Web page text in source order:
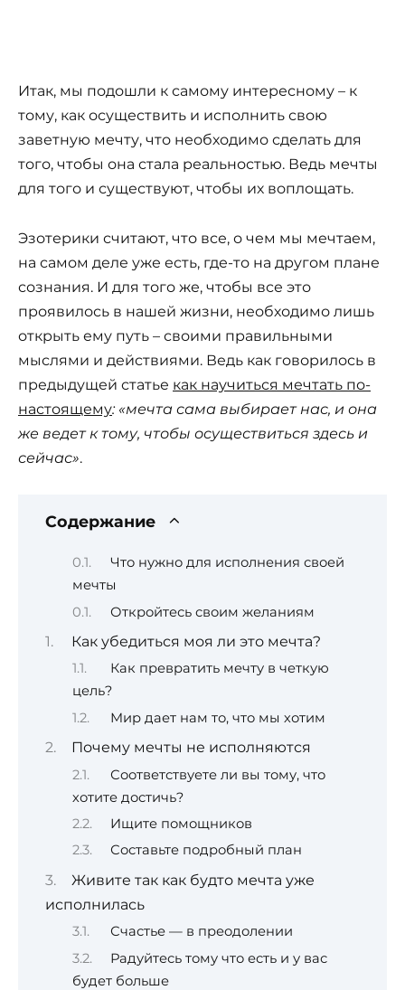
Итак, мы подошли к самому интересному – к
тому, как осуществить и исполнить свою
заветную мечту, что необходимо сделать для
того, чтобы она стала реальностью. Ведь мечты
для того и существуют, чтобы их воплощать.
Эзотерики считают, что все, о чем мы мечтаем,
на самом деле уже есть, где-то на другом плане
сознания. И для того же, чтобы все это
проявилось в нашей жизни, необходимо лишь
открыть ему путь – своими правильными
мыслями и действиями. Ведь как говорилось в
предыдущей статье как научиться мечтать по-
настоящему: «мечта сама выбирает нас, и она
же ведет к тому, чтобы осуществиться здесь и
сейчас».
Содержание
Что нужно для исполнения своей
мечты
Откройтесь своим желаниям
Как убедиться моя ли это мечта?
Как превратить мечту в четкую
цель?
Мир дает нам то, что мы хотим
Почему мечты не исполняются
Соответствуете ли вы тому, что
хотите достичь?
Ищите помощников
Составьте подробный план
Живите так как будто мечта уже
исполнилась
Счастье — в преодолении
Радуйтесь тому что есть и у вас
будет больше